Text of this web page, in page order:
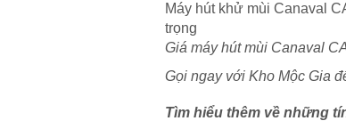
Máy hút khử mùi Canaval
trọng
Giá máy hút mùi Canaval
Gọi ngay với Kho Mộc Gia
Tìm hiểu thêm về những